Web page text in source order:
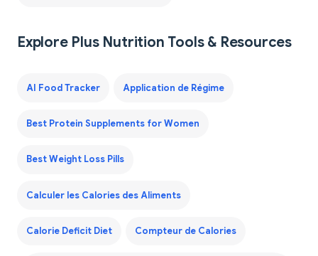
Explore Plus Nutrition Tools & Resources
AI Food Tracker Application de Régime
Best Protein Supplements for Women
Best Weight Loss Pills
Calculer les Calories des Aliments
Calorie Deficit Diet Compteur de Calories